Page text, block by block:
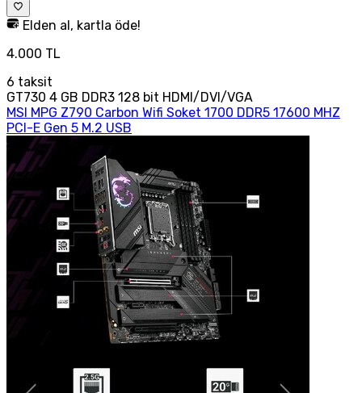
Elden al, kartla öde!
4.000 TL
6 taksit
GT730 4 GB DDR3 128 bit HDMI/DVI/VGA
MSI MPG Z790 Carbon Wifi Soket 1700 DDR5 17600 MHZ
PCI-E Gen 5 M.2 USB